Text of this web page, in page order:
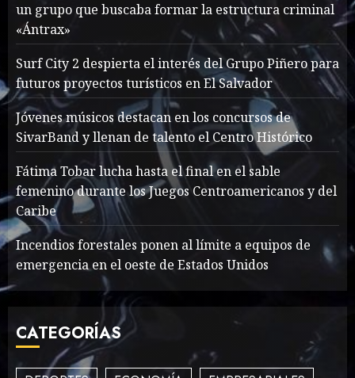
1
Searching for the
forgotten heroes of World
War Two
MAYO 14, 2024 860
2
What’s Scarier Than the
Sex Talk? Its About Weight
MAYO 14, 2024 862
3
How To Write Award
Winning Blog Headlines
un grupo que buscaba formar la estructura criminal
«Ántrax»
Surf City 2 despierta el interés del Grupo Piñero para
futuros proyectos turísticos en El Salvador
Jóvenes músicos destacan en los concursos de
SivarBand y llenan de talento el Centro Histórico
Fátima Tobar lucha hasta el final en el sable
femenino durante los Juegos Centroamericanos y del
Caribe
Incendios forestales ponen al límite a equipos de
emergencia en el oeste de Estados Unidos
CATEGORÍAS